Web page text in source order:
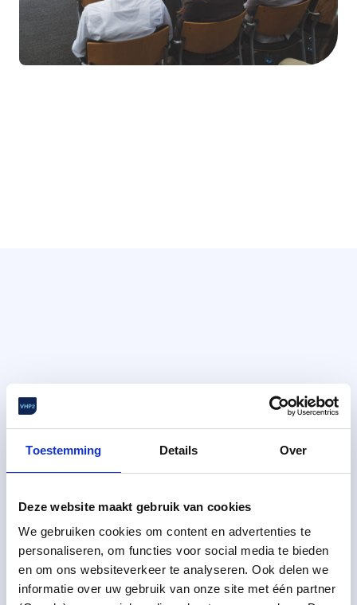
Toestemming Details Over
Deze website maakt gebruik van cookies
We gebruiken cookies om content en advertenties te
personaliseren, om functies voor social media te bieden
en om ons websiteverkeer te analyseren. Ook delen we
informatie over uw gebruik van onze site met één partner